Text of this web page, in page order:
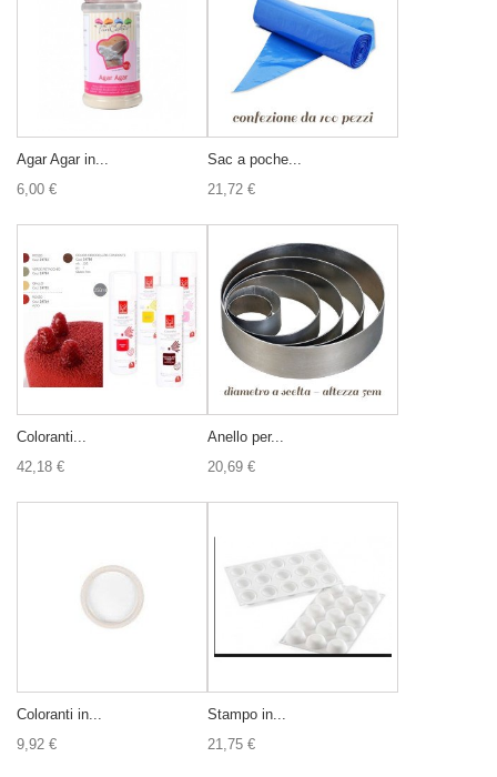
Agar Agar in...
6,00 €
Sac a poche...
21,72 €
Coloranti...
42,18 €
Anello per...
20,69 €
Coloranti in...
9,92 €
Stampo in...
21,75 €